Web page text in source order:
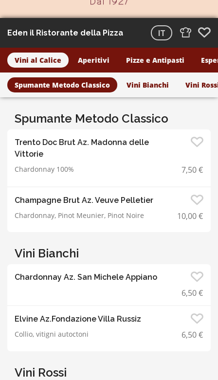
Eden il Ristorante della Pizza IT
Vini al Calice Aperitivi Pizze e Antipasti
Spumante Metodo Classico Vini Bianchi Vini
Spumante Metodo Classico
Trento Doc Brut Az. Madonna delle
Vittorie
Chardonnay 100%
7,50 €
Champagne Brut Az. Veuve Pelletier
Chardonnay, Pinot Meunier, Pinot Noire
10,00 €
Vini Bianchi
Chardonnay Az. San Michele Appiano
6,50 €
Elvine Az.Fondazione Villa Russiz
Collio, vitigni autoctoni
6,50 €
Vini Rossi